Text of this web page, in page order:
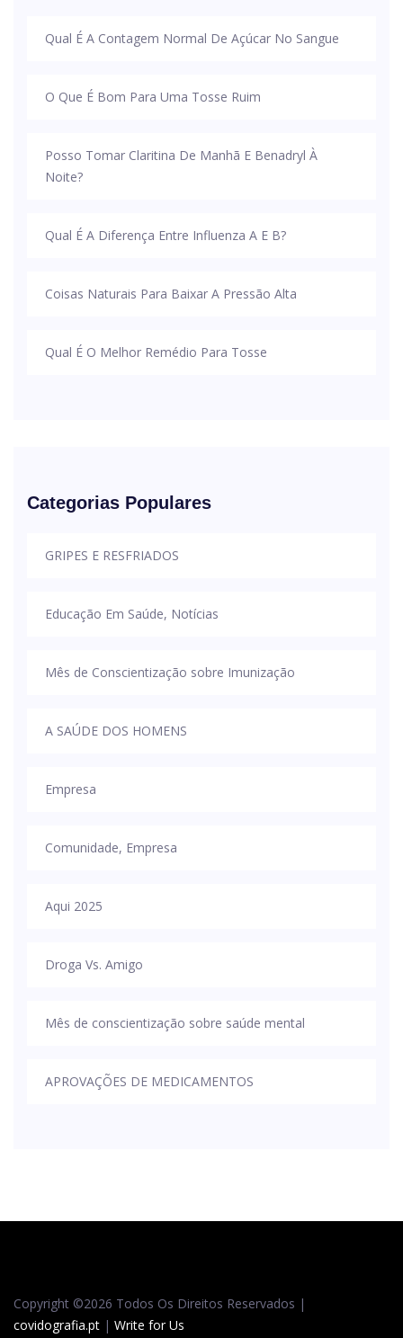
Qual É A Contagem Normal De Açúcar No Sangue
O Que É Bom Para Uma Tosse Ruim
Posso Tomar Claritina De Manhã E Benadryl À
Noite?
Qual É A Diferença Entre Influenza A E B?
Coisas Naturais Para Baixar A Pressão Alta
Qual É O Melhor Remédio Para Tosse
Categorias Populares
GRIPES E RESFRIADOS
Educação Em Saúde, Notícias
Mês de Conscientização sobre Imunização
A SAÚDE DOS HOMENS
Empresa
Comunidade, Empresa
Aqui 2025
Droga Vs. Amigo
Mês de conscientização sobre saúde mental
APROVAÇÕES DE MEDICAMENTOS
Copyright ©2026 Todos Os Direitos Reservados |
covidografia.pt | Write for Us